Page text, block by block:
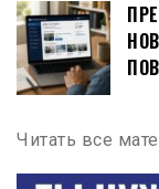
Читать все